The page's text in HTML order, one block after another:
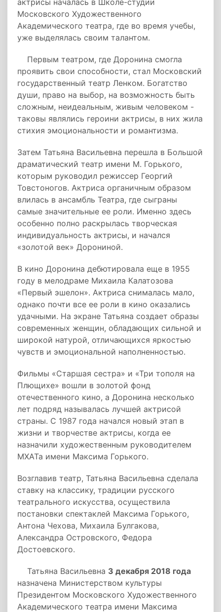
актрисы началась в Школе-студии
Московского Художественного
Академического театра, где во время учебы,
уже выделялась своим талантом.
Первым театром, где Доронина смогла
проявить свои способности, стал Московский
государственный театр Ленком. Богатство
души, право на выбор, на возможность быть
сложным, неидеальным, живым человеком -
таковы являлись героини актрисы, в них жила
стихия эмоциональности и романтизма.
Затем Татьяна Васильевна перешла в Большой
драматический театр имени М. Горького,
которым руководил режиссер Георгий
Товстоногов. Актриса органичным образом
влилась в ансамбль Театра, где сыграны
самые значительные ее роли. Именно здесь
особенно полно раскрылась творческая
индивидуальность актрисы, и начался
«золотой век» Дорониной.
В кино Доронина дебютировала еще в 1955
году в мелодраме Михаила Калатозова
«Первый эшелон». Актриса снималась мало,
однако почти все ее роли в кино оказались
удачными. На экране Татьяна создает образы
современных женщин, обладающих сильной и
широкой натурой, отличающихся яркостью
чувств и эмоциональной наполненностью.
Фильмы «Старшая сестра» и «Три тополя на
Плющихе» вошли в золотой фонд
отечественного кино, а Доронина несколько
лет подряд называлась лучшей актрисой
страны. С 1987 года начался новый этап в
жизни и творчестве актрисы, когда ее
назначили художественным руководителем
МХАТа имени Максима Горького.
Возглавив театр, Татьяна Васильевна сделала
ставку на классику, традиции русского
театрального искусства, осуществила
постановки спектаклей Максима Горького,
Антона Чехова, Михаила Булгакова,
Александра Островского, Федора
Достоевского.
Татьяна Васильевна 3 декабря 2018 года
назначена Министерством культуры
Президентом Московского Художественного
Академического театра имени Максима